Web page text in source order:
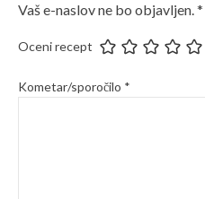
Vaš e-naslov ne bo objavljen.*
Oceni recept
Kometar/sporočilo *